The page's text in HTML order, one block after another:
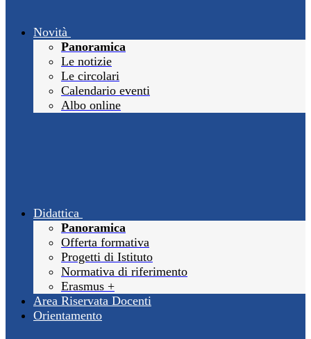
Novità
Panoramica
Le notizie
Le circolari
Calendario eventi
Albo online
Didattica
Panoramica
Offerta formativa
Progetti di Istituto
Normativa di riferimento
Erasmus +
Area Riservata Docenti
Orientamento